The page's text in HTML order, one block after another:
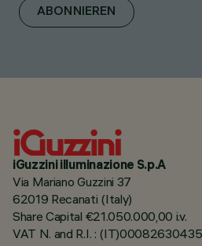
ABONNIEREN
iGuzzini illuminazione S.p.A
Via Mariano Guzzini 37
62019 Recanati (Italy)
Share Capital €21.050.000,00 i.v.
VAT N. and R.I. : (IT)00082630435